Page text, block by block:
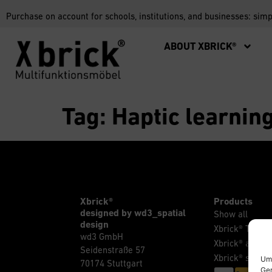
Purchase on account for schools, institutions, and businesses:
ABOUT XBRICK®
Tag: Haptic
Xbrick®
designed by wd3_spatial
design
wd3 GmbH
Seidenstraße 57
70174 Stuttgart
Products
Show all
Xbrick® The
Xbrick®
Xbrick® sets